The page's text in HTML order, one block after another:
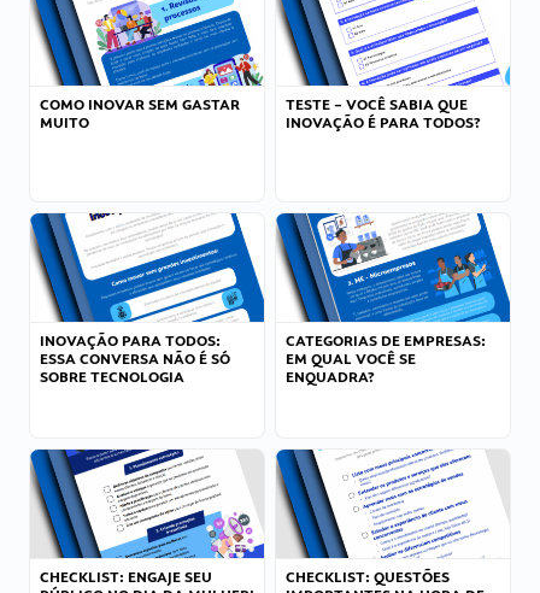
COMO INOVAR SEM GASTAR
MUITO
TESTE – VOCÊ SABIA QUE
INOVAÇÃO É PARA TODOS?
INOVAÇÃO PARA TODOS:
ESSA CONVERSA NÃO É SÓ
SOBRE TECNOLOGIA
CATEGORIAS DE EMPRESAS:
EM QUAL VOCÊ SE
ENQUADRA?
CHECKLIST: ENGAJE SEU
CHECKLIST: QUESTÕES